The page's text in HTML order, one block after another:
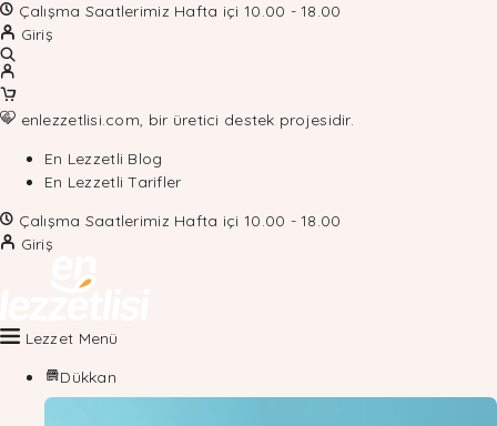
Çalışma Saatlerimiz Hafta içi 10.00 - 18.00
Giriş
enlezzetlisi.com, bir üretici destek projesidir.
En Lezzetli Blog
En Lezzetli Tarifler
Çalışma Saatlerimiz Hafta içi 10.00 - 18.00
Giriş
Lezzet Menü
Dükkan